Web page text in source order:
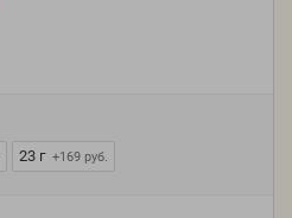
23 г +169 руб.